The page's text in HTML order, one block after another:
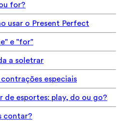
for?
usar o Present Perfect
e "for"
a soletrar
especiais
de esportes: play, do ou go?
contar?